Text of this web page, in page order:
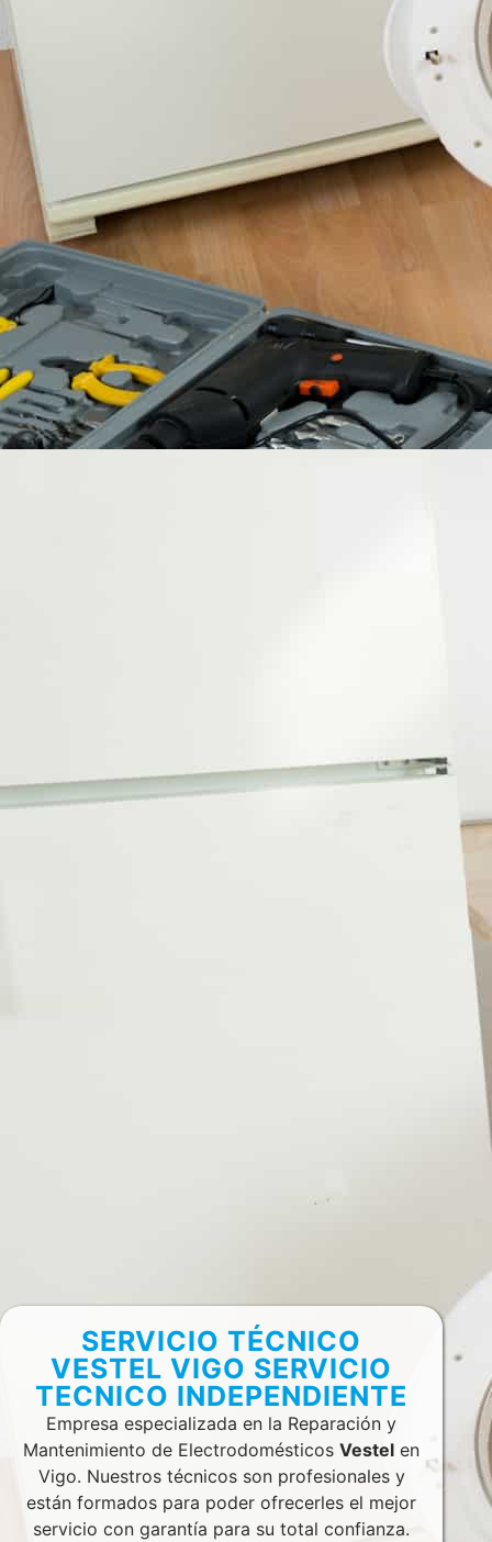
SERVICIO TÉCNICO
VESTEL VIGO SERVICIO
TECNICO INDEPENDIENTE
Empresa especializada en la Reparación y
Mantenimiento de ElectrodomésticosVestel en
Vigo. Nuestros técnicos son profesionales y
están formados para poder ofrecerles el mejor
servicio con garantía para su total confianza.